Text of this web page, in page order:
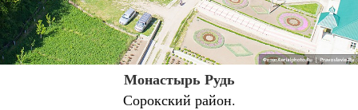
Монастырь Рудь
Сорокский район.